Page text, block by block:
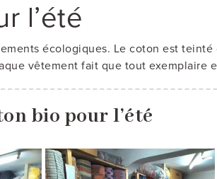
l’été
écologiques. Le coton est
vêtement fait que tout exemplaire
bio pour l’été